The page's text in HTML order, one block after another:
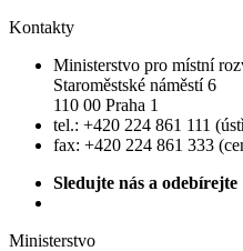
Kontakty
Ministerstvo pro místní
Staroměstské náměstí 6
110 00 Praha 1
tel.: +420 224 861 111
fax: +420 224 861 333
Sledujte nás a odebírejte
Ministerstvo